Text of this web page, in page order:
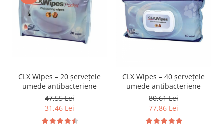
CLX Wipes – 20 șervețele
umede antibacteriene
47,55 Lei
31,46 Lei
CLX Wipes – 40 șervețele
umede antibacteriene
80,61 Lei
77,86 Lei